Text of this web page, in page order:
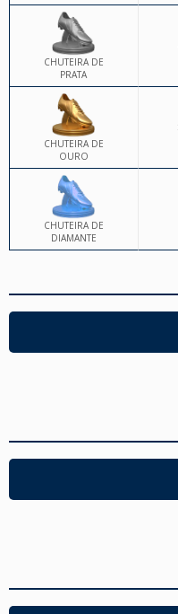
CHUTEIRA DE
PRATA
CHUTEIRA DE
OURO
CHUTEIRA DE
DIAMANTE